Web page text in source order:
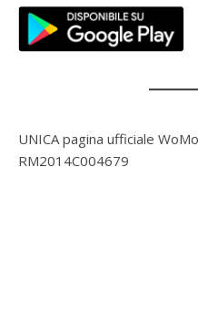
UNICA pagina ufficiale
RM2014C004679